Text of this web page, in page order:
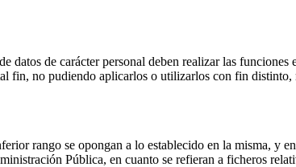
de carácter personal deben realizar las funciones
fin, no pudiendo aplicarlos o utilizarlos con fin
rango se opongan a lo establecido en la misma, y
Pública, en cuanto se refieran a ficheros